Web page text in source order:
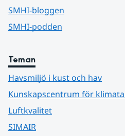
SMHI-bloggen
SMHI-podden
Teman
Havsmiljö i kust och hav
Kunskapscentrum för
Luftkvalitet
SIMAIR